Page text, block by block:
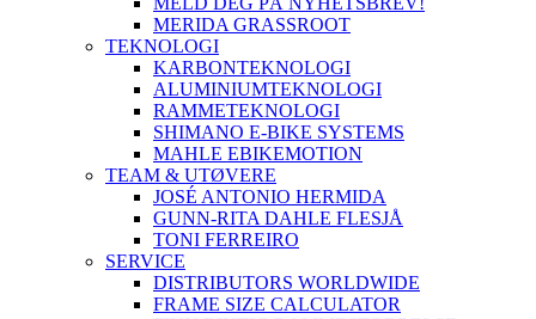
MERIDA GRASSROOT
TEKNOLOGI
KARBONTEKNOLOGI
ALUMINIUMTEKNOLOGI
RAMMETEKNOLOGI
SHIMANO E-BIKE SYSTEMS
MAHLE EBIKEMOTION
TEAM & UTØVERE
JOSÉ ANTONIO HERMIDA
GUNN-RITA DAHLE FLESJÅ
TONI FERREIRO
SERVICE
DISTRIBUTORS WORLDWIDE
FRAME SIZE CALCULATOR